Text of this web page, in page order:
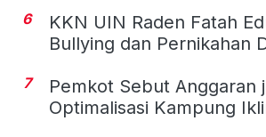
6
KKN UIN Raden Fatah
Bullying dan Pernikahan
7
Pemkot Sebut Anggaran
Optimalisasi Kampung